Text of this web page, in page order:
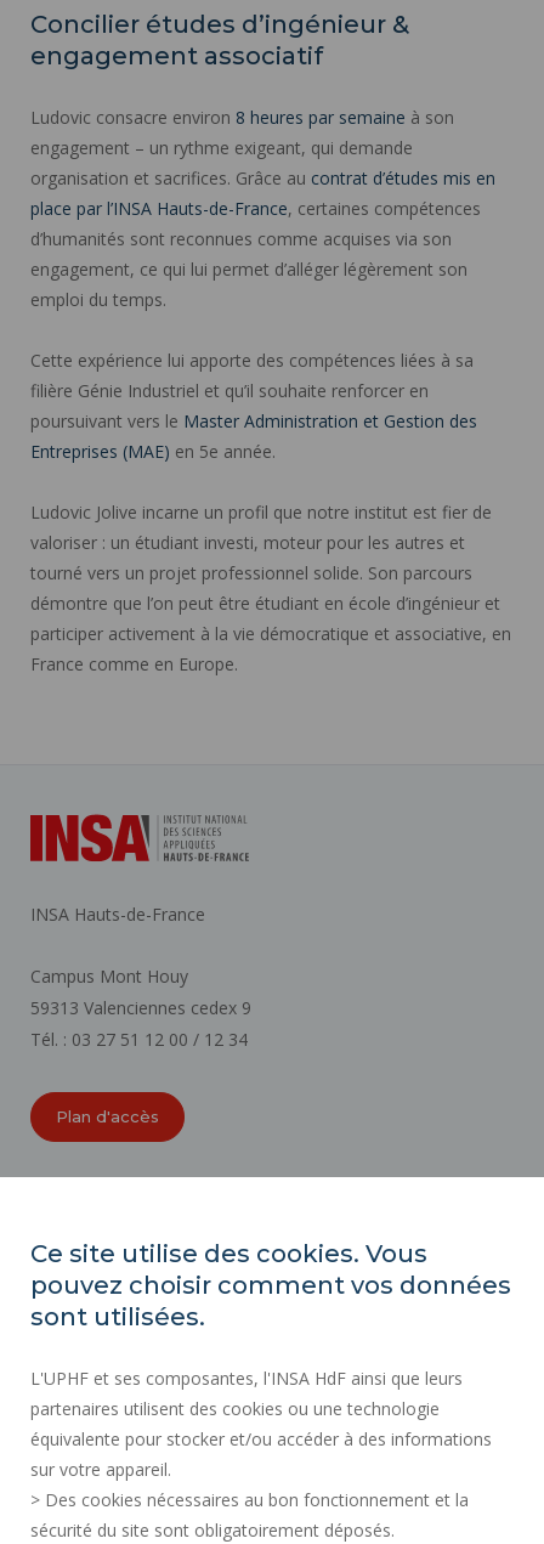
Concilier études d’ingénieur &
engagement associatif
Ludovic consacre environ 8 heures par semaine à son
engagement – un rythme exigeant, qui demande
organisation et sacrifices. Grâce au contrat d’études mis en
place par l’INSA Hauts-de-France, certaines compétences
d’humanités sont reconnues comme acquises via son
engagement, ce qui lui permet d’alléger légèrement son
emploi du temps.
Cette expérience lui apporte des compétences liées à sa
filière Génie Industriel et qu’il souhaite renforcer en
poursuivant vers le Master Administration et Gestion des
Entreprises (MAE) en 5e année.
Ludovic Jolive incarne un profil que notre institut est fier de
valoriser : un étudiant investi, moteur pour les autres et
tourné vers un projet professionnel solide. Son parcours
démontre que l’on peut être étudiant en école d’ingénieur et
participer activement à la vie démocratique et associative, en
France comme en Europe.
INSA Hauts-de-France
Campus Mont Houy
59313 Valenciennes cedex 9
Tél. : 03 27 51 12 00 / 12 34
Plan d'accès
INDEX ÉGALITÉ PROFESSIONNELLE
PLAN DU SITE
DONNÉES PERSONNELLES
MARCHÉS PUBLICS
MENTIONS LÉGALES
RECRUTEMENTS
CRÉDITS
Ce site utilise des cookies. Vous
pouvez choisir comment vos données
sont utilisées.
L'UPHF et ses composantes, l'INSA HdF ainsi que leurs
partenaires utilisent des cookies ou une technologie
équivalente pour stocker et/ou accéder à des informations
sur votre appareil.
> Des cookies nécessaires au bon fonctionnement et la
sécurité du site sont obligatoirement déposés.